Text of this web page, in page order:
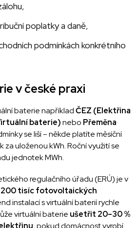
poplatky a daně,
podmínkách konkrétního
v české praxi
baterie napříkladČEZ (Elektřina
baterie)nebo Přeměna
se liší – někde platíte měsíční
uloženou kWh. Roční využití se
jednotek MWh.
regulačního úřadu (ERÚ) je v
200 tisíc fotovoltaických
instalací s virtuální baterií rychle
virtuální baterie ušetřit 20–30 %
, pokud domácnost vyrobí